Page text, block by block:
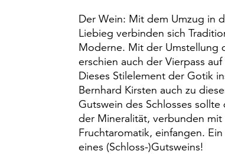
Der Wein: Mit dem Umzug in
Liebieg verbinden sich
Moderne. Mit der Umstellung
erschien auch der Vierpass
Dieses Stilelement der Gotik
Bernhard Kirsten auch zu
Gutswein des Schlosses sollte
der Mineralität, verbunden mit
Fruchtaromatik, einfangen.
eines (Schloss-)Gutsweins!